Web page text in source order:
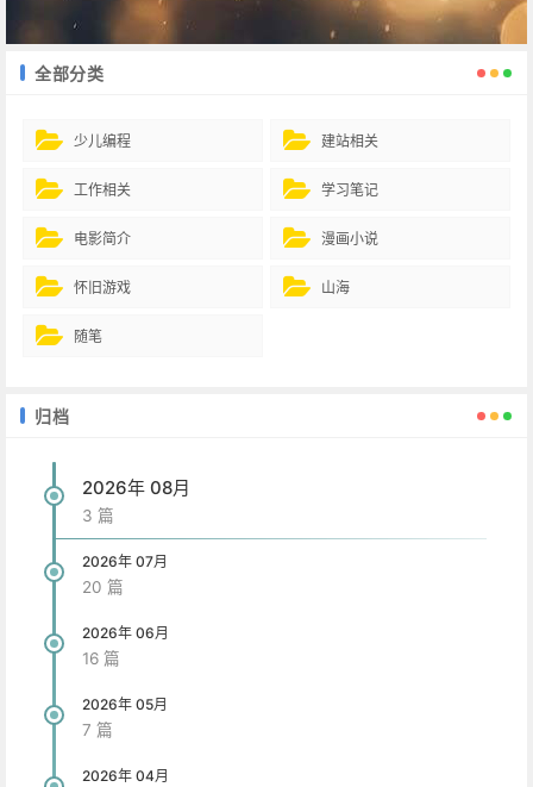
全部分类
少儿编程 建站相关
工作相关 学习笔记
电影简介 漫画小说
怀旧游戏 山海
随笔
归档
2026年 08月
3 篇
2026年 07月
20 篇
2026年 06月
16 篇
2026年 05月
7 篇
2026年 04月